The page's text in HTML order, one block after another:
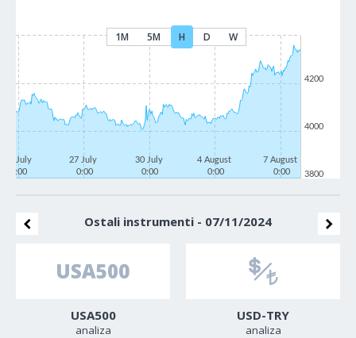
1M 5M H D W
22 July
0:00
27 July
0:00
30 July
0:00
4 August
0:00
7 August
0:00
3800
4000
4200
Ostali instrumenti - 07/11/2024
USA500
analiza
USD-TRY
analiza